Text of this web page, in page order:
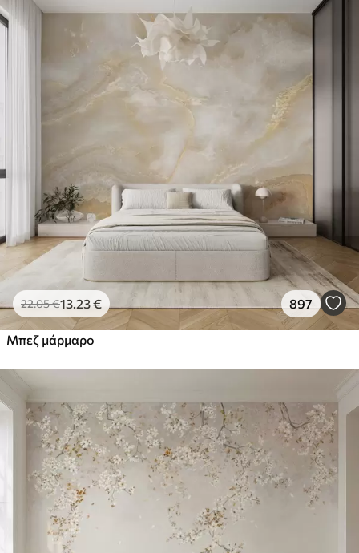
22.05€13 .23€ 897
Μπεζ μάρμαρο